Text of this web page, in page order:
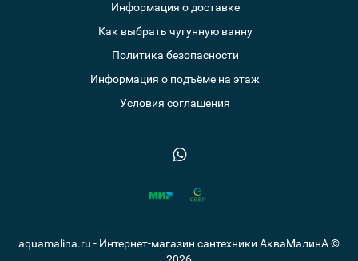
Информация о доставке
Как выбрать чугунную ванну
Политика безопасности
Информация о подъёме на этаж
Условия соглашения
aquamalina.ru - Интернет-магазин сантехники АкваМалинА ©